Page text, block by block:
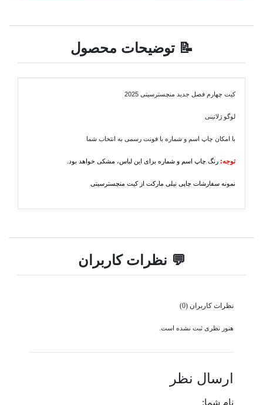
📝 توضیحات محصول
کیت چهارم فصل جدید منچسترسیتی 2025
لوگو ژلاتینی
با امکان چاپ اسم و شماره با فونت رسمی به انتخاب شما
توجه: رنگ چاپ اسم و شماره برای این لباس، مشکی خواهد بود.
نمونه سفارشات چاپی نیلی مارکت از کیت منچسترسیتی
💬 نظرات کاربران
نظرات کاربران (0)
هنوز نظری ثبت نشده است.
ارسال نظر
نام شما: